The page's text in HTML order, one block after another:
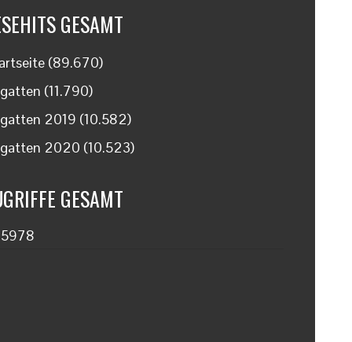
GESAMT
(89.670)
(11.790)
2019 (10.582)
2020 (10.523)
GESAMT